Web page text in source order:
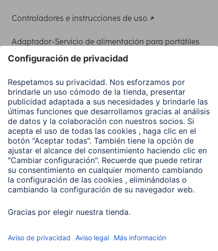
Controladores e instrucciones de uso
Adaptador-Servicio de alimentación para portátiles
Clientes online
Conviértete en distribuidor
Compañía
Historia de la empresa
Hama en todo el Mundo
Sostenibilidad
Business-Portal